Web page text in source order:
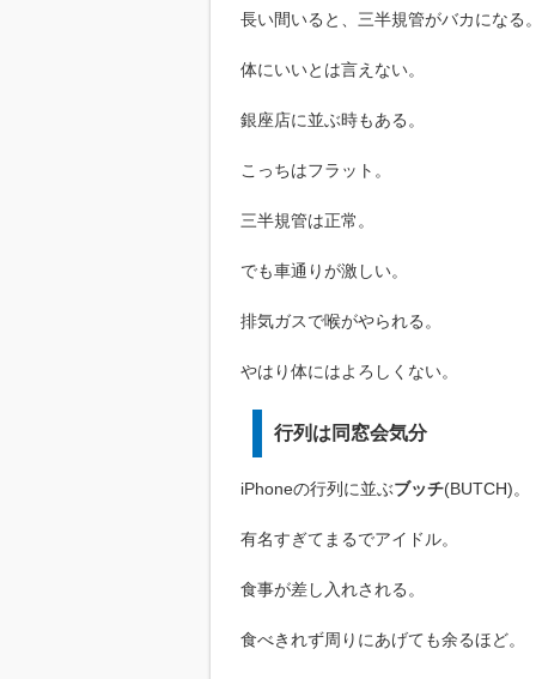
長い間いると、三半規管がバカになる。
体にいいとは言えない。
銀座店に並ぶ時もある。
こっちはフラット。
三半規管は正常。
でも車通りが激しい。
排気ガスで喉がやられる。
やはり体にはよろしくない。
行列は同窓会気分
iPhoneの行列に並ぶブッチ(BUTCH)。
有名すぎてまるでアイドル。
食事が差し入れされる。
食べきれず周りにあげても余るほど。